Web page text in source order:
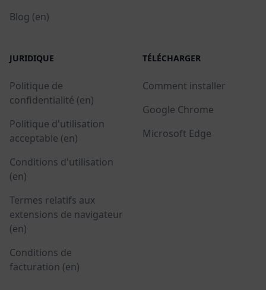
Blog (en)
JURIDIQUE
Politique de
confidentialité (en)
Politique d'utilisation
acceptable (en)
Conditions d'utilisation
(en)
Termes relatifs aux
extensions de navigateur
(en)
Conditions de
facturation (en)
TÉLÉCHARGER
Comment installer
Google Chrome
Microsoft Edge